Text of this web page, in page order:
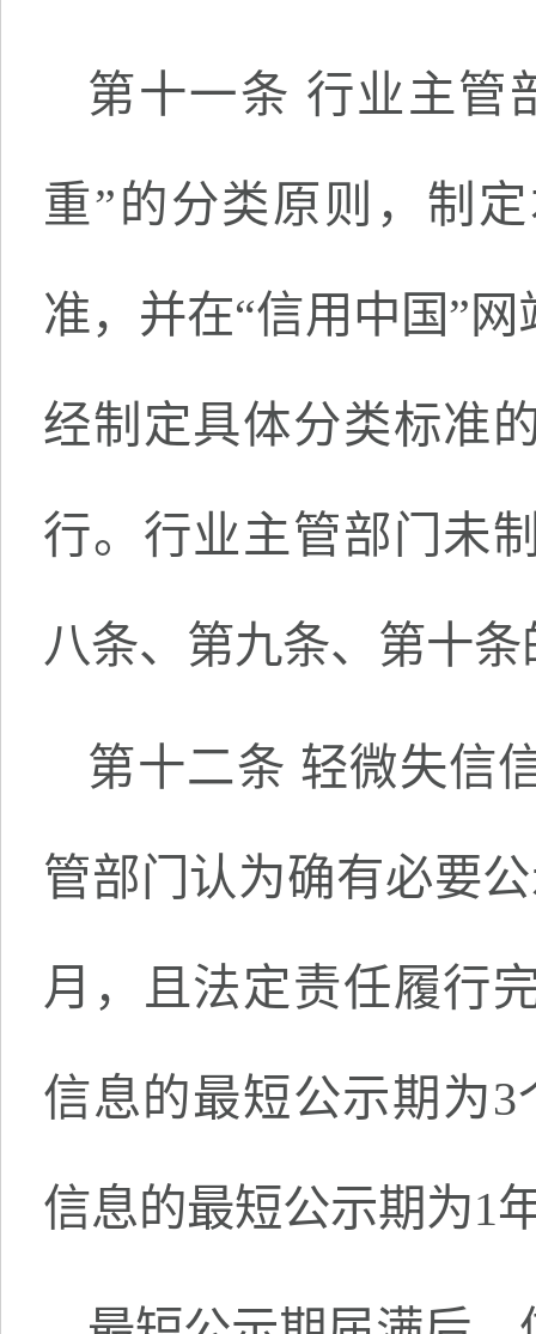
第十一条 行业主管
重”的分类原则，制
准，并在“信用中国”
经制定具体分类标准
行。行业主管部门未
八条、第九条、第十
第十二条 轻微失信
管部门认为确有必要
月，且法定责任履行
信息的最短公示期为
信息的最短公示期为1